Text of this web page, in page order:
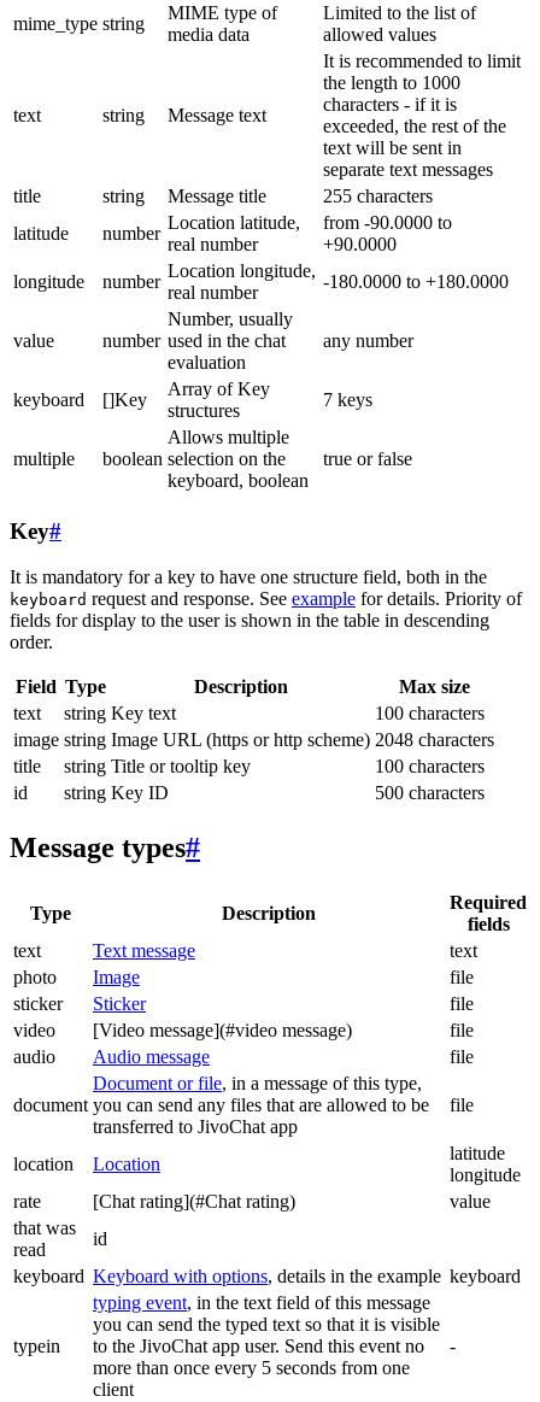
mime_type string
MIME type of
media data
Limited to the list of
allowed values
text string Message text
It is recommended to limit
the length to 1000
characters - if it is
exceeded, the rest of the
text will be sent in
separate text messages
title
string Message title
255 characters
latitude
number
Location latitude,
real number
from -90.0000 to
+90.0000
longitude
number
Location longitude,
real number
-180.0000 to +180.0000
value number
Number, usually
used in the chat
evaluation
any number
keyboard []Key
Array of Key
structures
7 keys
multiple boolean
Allows multiple
selection on the
keyboard, boolean
true or false
Key#
It is mandatory for a key to have one structure field, both in the
keyboard request and response. See example for details. Priority of
fields for display to the user is shown in the table in descending
order.
Field Type Description
Max size
text
string Key text
100 characters
image string Image URL (https or http scheme) 2048 characters
title
string Title or tooltip key
100 characters
id
string Key ID 500 characters
Message types#
Type Description
Required
fields
text
Text message
text
photo
Image
file
sticker
Sticker
file
video
[Video message](#video message)
file
audio
Audio message file
document
Document or file, in a message of this type,
you can send any files that are allowed to be
transferred to JivoChat app
file
location Location
latitude
longitude
rate
[Chat rating](#Chat rating)
value
that was
read
id
keyboard Keyboard with options, details in the example keyboard
typein
typing event, in the text field of this message
you can send the typed text so that it is visible
to the JivoChat app user. Send this event no
more than once every 5 seconds from one
client
-